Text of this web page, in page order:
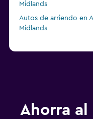
Midlands
Autos de arriendo en
Midlands
Ahorra al